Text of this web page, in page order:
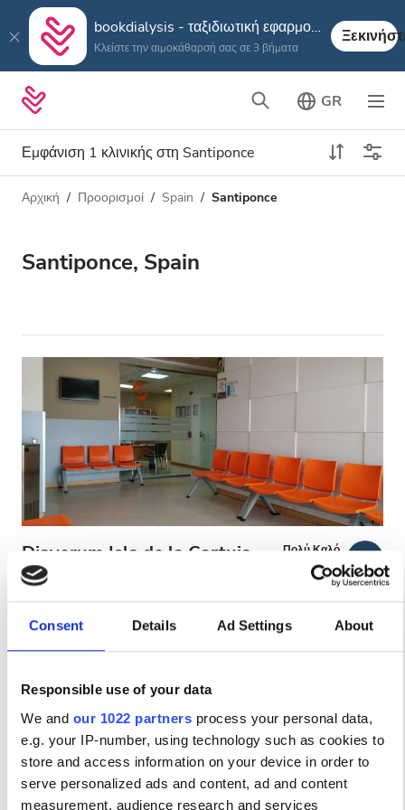
Consent Details Ad Settings About
Responsible use of your data
We and our 1022 partners process your personal data,
e.g. your IP-number, using technology such as cookies to
store and access information on your device in order to
serve personalized ads and content, ad and content
measurement, audience research and services
bookdialysis - ταξιδιωτική εφαρμογή
Κλείστε την αιμοκάθαρσή σας σε 3 βήματα
GR
Εμφάνιση 1 κλινικής στη Santiponce
Τύπος αιμοκάθαρσης
Όλες οι Αιμοκαθάρσεις
Ασθενείς με HIV
Ασθενείς με Ηπατίτιδα B
Ασθενείς με Ηπατίτιδα C
Αναψυκτικά
Δωρεάν WiFi
Τηλεοπτικές Οθόνες
Δωρεάν Μεταφορά
Απόσταση
Αρχική Προορισμοί Spain Santiponce
Santiponce, Spain
Diaverum Isla de la Cartuja
Dialysis Clinic
Santiponce, Spain
Πολύ Καλό
1 Αξιολόγηση
Καλύπτεται από EHIC Καλύπτεται από GHIC
Δωρεάν WiFi Οθόνες TV
Ανά θεραπεία
Αιμοκάθαρση HD €200
Κράτηση